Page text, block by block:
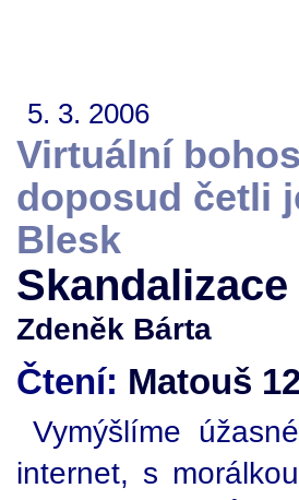
5. 3. 2006
Virtuální
doposud četli
Blesk
Zdeněk Bárta
Čtení: Matouš
Vymýšlíme
internet, s